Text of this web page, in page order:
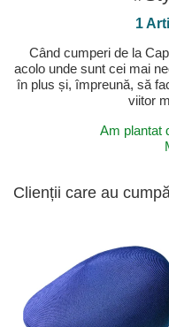
1
Când cumperi de la
acolo unde sunt cei mai
în plus și, împreună, să
viitor
Am plantat
Clienții care au